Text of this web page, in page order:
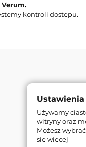
Verum.
kontroli dostępu.
Używamy
witryny oraz
Możesz
się więcej